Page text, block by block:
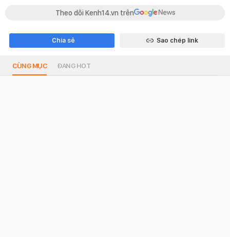
Theo dõi Kenh14.vn trên
Chia sẻ Sao chép link
CÙNG MỤC ĐANG HOT